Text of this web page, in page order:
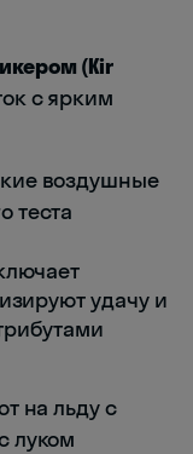
(Kir
с ярким
воздушные
теста
удачу и
на льду с
луком